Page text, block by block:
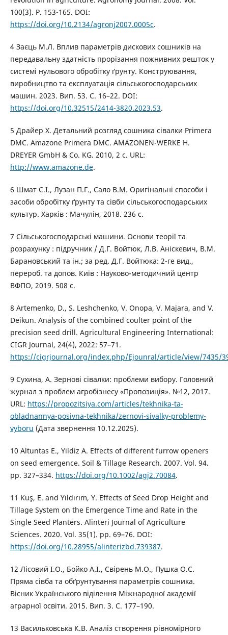
100(3). P. 153-165. DOI:
https://doi.org/10.2134/agronj2007.0005c.
4 Заєць М.Л. Вплив параметрів дискових сошників на
передавальну здатність прорізання пожнивних решток у
системі нульового обробітку ґрунту. Конструювання,
виробництво та експлуатація сільськогосподарських
машин. 2023. Вип. 53. С. 16–22. DOI:
https://doi.org/10.32515/2414-3820.2023.53.
5 Драйер Х. Детальний розгляд сошника сівалки Primera
DMC. Amazone Primera DMC. AMAZONEN-WERKE H.
DREYER GmbH & Co. KG. 2010, 2 с. URL:
http://www.amazone.de.
6 Шмат С.І., Лузан П.Г., Сало В.М. Оригінальні способи і
засоби обробітку ґрунту та сівби сільськогосподарських
культур. Харків : Мачулін, 2018. 236 с.
7 Сільськогосподарські машини. Основи теорії та
розрахунку : підручник / Д.Г. Войтюк, Л.В. Аніскевич, В.М.
Барановський та ін.; за ред. Д.Г. Войтюка: 2-ге вид.,
перероб. та допов. Київ : Науково-методичний центр
ВФПО, 2019. 508 с.
8 Artemenko, D., S. Leshchenko, V. Onopa, V. Majara, and V.
Deikun. Analysis of the combined coulter point of the
precision seed drill. Agricultural Engineering International:
CIGR Journal, 24(4), 2022: 57–71.
https://cigrjournal.org/index.php/Ejounral/article/view/7435/
9 Сухина, А. Зернові сівалки: проблеми вибору. Головний
журнал з проблем агробізнесу «Пропозиція». №12, 2017.
URL: https://propozitsiya.com/articles/tekhnika-ta-
obladnannya-posivna-tekhnika/zernovi-sivalky-problemy-
vyboru (Дата звернення 10.12.2025).
10 Altuntas E., Yildiz A. Effects of different furrow openers
on seed emergence. Soil & Tillage Research. 2007. Vol. 94.
pp. 327–334. https://doi.org/10.1002/agj2.70084.
11 Kuş, E. and Yıldırım, Y. Effects of Seed Drop Height and
Tillage System on the Emergence Time and Rate in the
Single Seed Planters. Alinteri Journal of Agriculture
Sciences. 2020. Vol. 35(1). рр. 69–76. DOI:
https://doi.org/10.28955/alinterizbd.739387.
12 Лісовий І.О., Бойко А.І., Свірень М.О., Пушка О.С.
Пряма сівба та обґрунтування параметрів сошника.
Вісник Українського віділення Міжнародної академії
аграрної освіти. 2015. Вип. 3. С. 177–190.
13 Васильковська К.В. Аналіз створення рівномірного